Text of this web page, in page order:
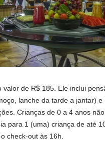
valor de R$ 185. Ele inclui
lanche da tarde a jantar) e
Crianças de 0 a 4 anos
para 1 (uma) criança de até
check-out às 16h.